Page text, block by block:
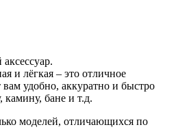
и лёгкая – это отличное
удобно, аккуратно и быстро
камину, бане и т.д.
моделей, отличающихся по